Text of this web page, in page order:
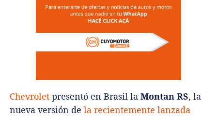
Chevrolet presentó en Brasil la Montan RS, la
nueva versión de la recientemente lanzada